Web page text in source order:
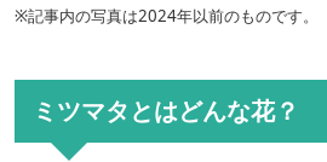
※記事内の写真は2024年以前のものです。
ミツマタとはどんな花？